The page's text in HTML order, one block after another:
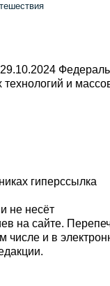
и
гиперссылка
не несёт
на сайте.
числе и в